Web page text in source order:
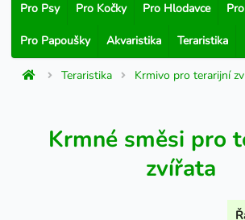
Pro Psy Pro Kočky Pro Hlodavce
Pro Papoušky Akvaristika Teraristika
Teraristika Krmivo pro terarijní
Krmné směsi pro
zvířata